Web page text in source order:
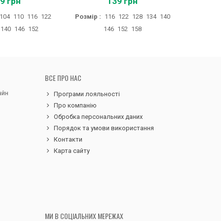
104 110 116 122
140 146 152
Розмір : 116 122 128 134 140
146 152 158
ВСЕ ПРО НАС
Програми лояльності
Про компанію
Обробка персональних даних
Порядок та умови використання
Контакти
Карта сайту
МИ В СОЦІАЛЬНИХ МЕРЕЖАХ